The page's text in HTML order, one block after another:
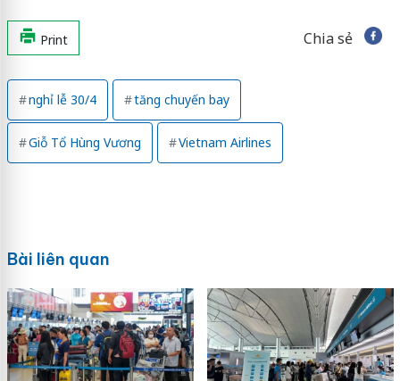
Print Chia sẻ
nghỉ lễ 30/4 tăng chuyến bay
Giỗ Tổ Hùng Vương Vietnam Airlines
Bài liên quan